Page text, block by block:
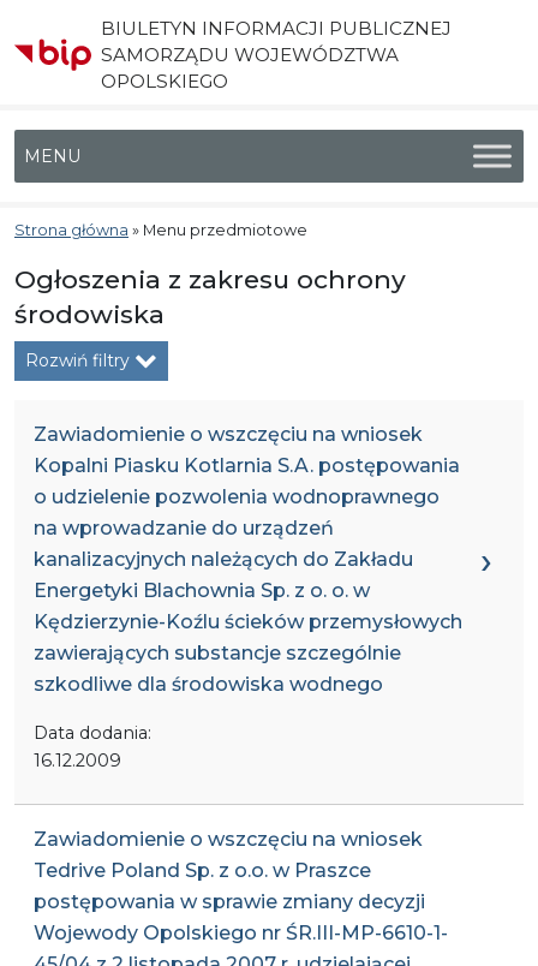
BIULETYN INFORMACJI PUBLICZNEJ
SAMORZĄDU WOJEWÓDZTWA
OPOLSKIEGO
Menu główne
Strona główna » Menu przedmiotowe
Ogłoszenia z zakresu ochrony
środowiska
Rozwiń filtry
Zawiadomienie o wszczęciu na wniosek
Kopalni Piasku Kotlarnia S.A. postępowania
o udzielenie pozwolenia wodnoprawnego
na wprowadzanie do urządzeń
kanalizacyjnych należących do Zakładu
Energetyki Blachownia Sp. z o. o. w
Kędzierzynie-Koźlu ścieków przemysłowych
zawierających substancje szczególnie
szkodliwe dla środowiska wodnego
Data dodania:
16.12.2009
Zawiadomienie o wszczęciu na wniosek
Tedrive Poland Sp. z o.o. w Praszce
postępowania w sprawie zmiany decyzji
Wojewody Opolskiego nr ŚR.III-MP-6610-1-